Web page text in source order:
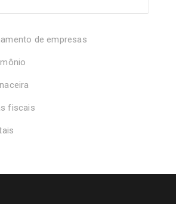
de empresas
fiscais